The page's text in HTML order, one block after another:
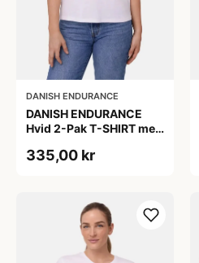
DANISH ENDURANCE
DANISH ENDURANCE
Hvid 2-Pak T-SHIRT med
Bomuld
335,00 kr